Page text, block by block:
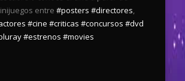
entre #posters #directores,
#cine #criticas #concursos #dvd
#estrenos #movies